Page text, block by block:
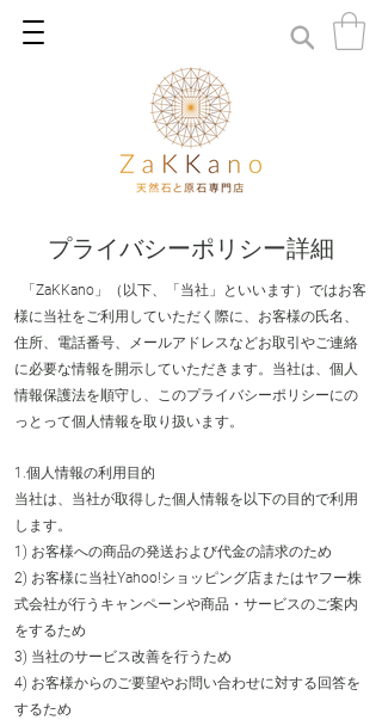
プライバシーポリシー詳細
「ZaKKano」（以下、「当社」といいます）ではお客
様に当社をご利用していただく際に、お客様の氏名、
住所、電話番号、メールアドレスなどお取引やご連絡
に必要な情報を開示していただきます。当社は、個人
情報保護法を順守し、このプライバシーポリシーにの
っとって個人情報を取り扱います。
1.個人情報の利用目的
当社は、当社が取得した個人情報を以下の目的で利用
します。
1) お客様への商品の発送および代金の請求のため
2) お客様に当社Yahoo!ショッピング店またはヤフー株
式会社が行うキャンペーンや商品・サービスのご案内
をするため
3) 当社のサービス改善を行うため
4) お客様からのご要望やお問い合わせに対する回答を
するため